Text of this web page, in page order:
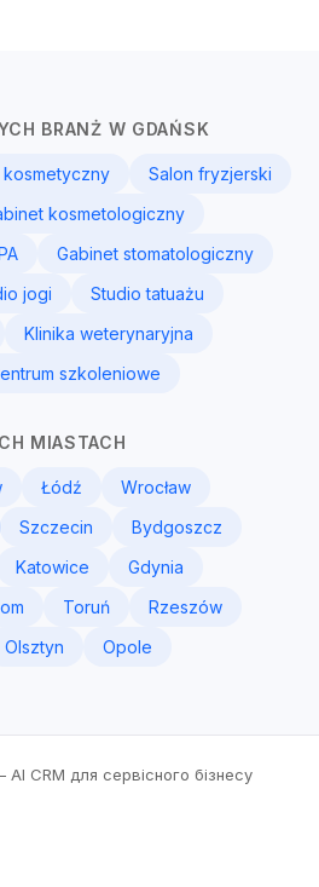
BRANŻ W GDAŃSK
kosmetyczny
Salon fryzjerski
kosmetologiczny
Gabinet stomatologiczny
jogi
Studio tatuażu
Klinika weterynaryjna
szkoleniowe
MIASTACH
Łódź
Wrocław
Szczecin
Bydgoszcz
Katowice
Gdynia
Toruń
Rzeszów
Olsztyn Opole
AI CRM для сервісного бізнесу